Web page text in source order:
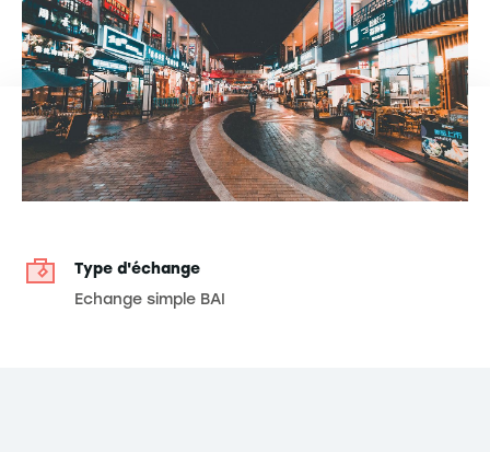
Type d'échange
Echange simple BAI